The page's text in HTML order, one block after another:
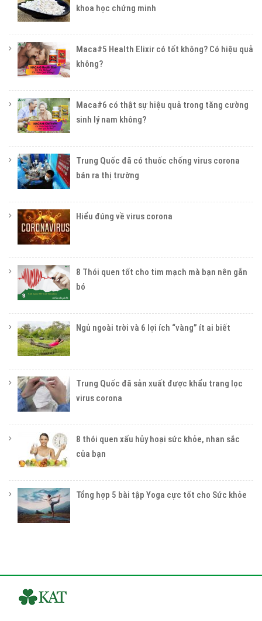
khoa học chứng minh
Maca#5 Health Elixir có tốt không? Có hiệu quả
không?
Maca#6 có thật sự hiệu quả trong tăng cường
sinh lý nam không?
Trung Quốc đã có thuốc chống virus corona
bán ra thị trường
Hiểu đúng về virus corona
8 Thói quen tốt cho tim mạch mà bạn nên gắn
bó
Ngủ ngoài trời và 6 lợi ích “vàng” ít ai biết
Trung Quốc đã sản xuất được khẩu trang lọc
virus corona
8 thói quen xấu hủy hoại sức khỏe, nhan sắc
của bạn
Tổng hợp 5 bài tập Yoga cực tốt cho Sức khỏe